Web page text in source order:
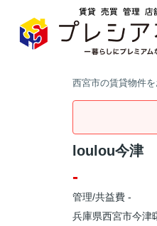
西宮市の賃貸物件
loulou今津
-
管理/共益費 -
兵庫県西宮市今津